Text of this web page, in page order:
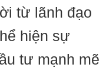
từ lãnh đạo
hiện sự
tư mạnh mẽ